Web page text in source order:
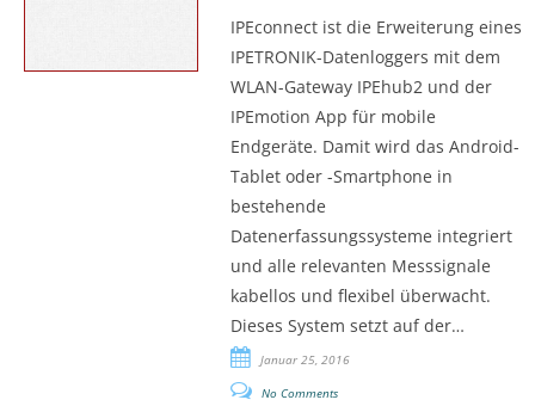
IPEconnect ist die Erweiterung eines
IPETRONIK-Datenloggers mit dem
WLAN-Gateway IPEhub2 und der
IPEmotion App für mobile
Endgeräte. Damit wird das Android-
Tablet oder -Smartphone in
bestehende
Datenerfassungssysteme integriert
und alle relevanten Messsignale
kabellos und flexibel überwacht.
Dieses System setzt auf der…
Januar 25, 2016
No Comments